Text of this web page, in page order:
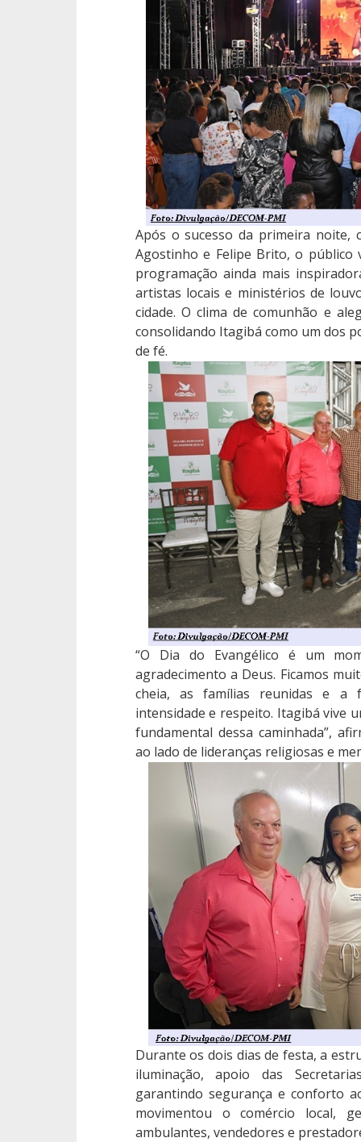
Após o sucesso da primeira noite,
Agostinho e Felipe Brito, o
programação ainda mais
artistas locais e ministérios de
cidade. O clima de comunhão e
consolidando Itagibá como um dos
de fé.
“O Dia do Evangélico é um
agradecimento a Deus. Ficamos
cheia, as famílias reunidas e a
intensidade e respeito. Itagibá vive
fundamental dessa caminhada”,
ao lado de lideranças religiosas e
Durante os dois dias de festa, a
iluminação, apoio das
garantindo segurança e conforto
movimentou o comércio local,
ambulantes, vendedores e